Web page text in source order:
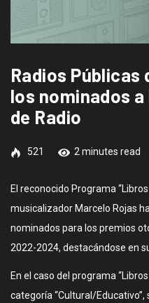
Radios Públicas
los nominados
de Radio
521 2 minutes read
El reconocido Programa
musicalizador Marcelo Rojas
nominados para los premios
2022-2024, destacándose en
En el caso del programa
categoría “Cultural/